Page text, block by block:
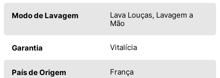
Modo de Lavagem
Lava Louças, Lavagem a
Mão
Garantia Vitalícia
País de Origem França